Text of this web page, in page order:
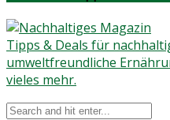
Tipps & Deals für
umweltfreundliche
vieles mehr.